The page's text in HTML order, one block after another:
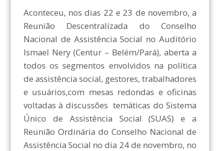
Aconteceu, nos dias 22 e 23 de novembro, a
Reunião Descentralizada do Conselho
Nacional de Assistência Social no Auditório
Ismael Nery (Centur – Belém/Pará), aberta a
todos os segmentos envolvidos na política
de assistência social, gestores, trabalhadores
e usuários,com mesas redondas e oficinas
voltadas à discussões temáticas do Sistema
Único de Assistência Social (SUAS) e a
Reunião Ordinária do Conselho Nacional de
Assistência Social no dia 24 de novembro, no